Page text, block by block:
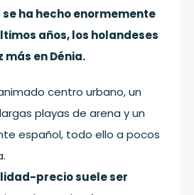
ha hecho enormemente
años, los holandeses
más en Dénia.
centro urbano, un
playas de arena y un
español, todo ello a pocos
precio suele ser